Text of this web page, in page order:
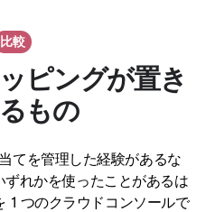
比較
ピングが置き
もの
てを管理した経験があるな
れかを使ったことがあるは
1 つのクラウドコンソールで